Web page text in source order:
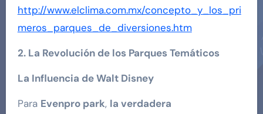
http://www.elclima.com.mx/concepto_y_los_pri
meros_parques_de_diversiones.htm
2. La Revolución de los Parques Temáticos
La Influencia de Walt Disney
Para Evenpro park, la verdadera